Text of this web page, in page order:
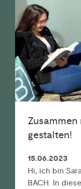
gestalten!
15.06.2023
Hi, ich bin
BACH. In